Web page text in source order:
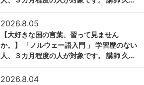
2026.8.05
【大好きな国の言葉、習って見ません
か。】 「ノルウェー語入門 」 学習歴のない
人、３カ月程度の人が対象です。 講師 久…
2026.8.04